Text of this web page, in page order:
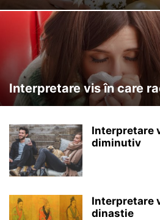
Interpretare vis în care
Interpretare
diminutiv
Interpretare
dinastie